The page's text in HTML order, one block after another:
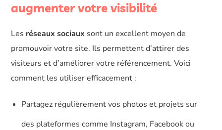
augmenter votre visibilité
Les réseaux sociaux sont un excellent moyen de
promouvoir votre site. Ils permettent d’attirer des
visiteurs et d’améliorer votre référencement. Voici
comment les utiliser efficacement :
Partagez régulièrement vos photos et projets sur
des plateformes comme Instagram, Facebook ou